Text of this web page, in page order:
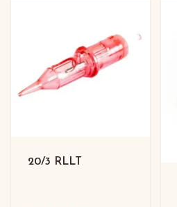
20/3 RLLT